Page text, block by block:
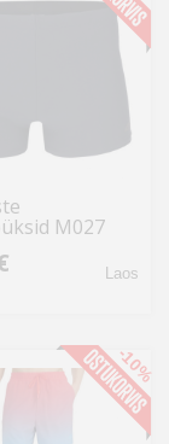
M027
Laos
-10%